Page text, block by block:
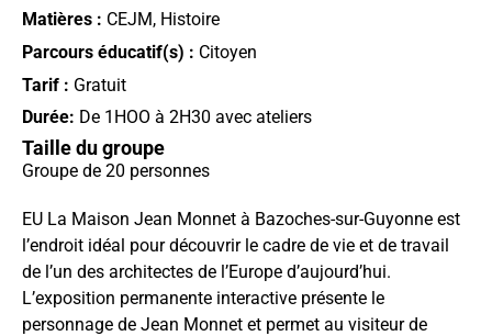
Matières : CEJM, Histoire
Parcours éducatif(s) : Citoyen
Tarif : Gratuit
Durée: De 1HOO à 2H30 avec ateliers
Taille du groupe
Groupe de 20 personnes
EU La Maison Jean Monnet à Bazoches-sur-Guyonne est
l’endroit idéal pour découvrir le cadre de vie et de travail
de l’un des architectes de l’Europe d’aujourd’hui.
L’exposition permanente interactive présente le
personnage de Jean Monnet et permet au visiteur de